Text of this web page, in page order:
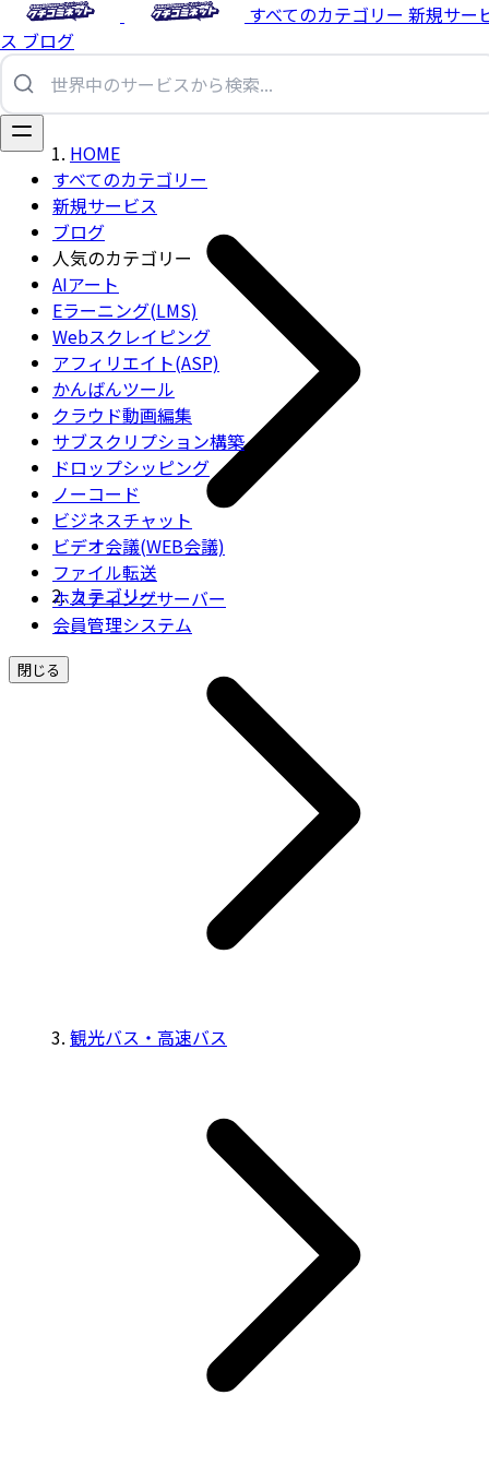
すべてのカテゴリー 新規サー
ス ブログ
すべてのカテゴリー
新規サービス
ブログ
人気のカテゴリー
AIアート
Eラーニング(LMS)
Webスクレイピング
アフィリエイト(ASP)
かんばんツール
クラウド動画編集
サブスクリプション構築
ドロップシッピング
ノーコード
ビジネスチャット
ビデオ会議(WEB会議)
ファイル転送
ホスティングサーバー
会員管理システム
閉じる
HOME
カテゴリー
観光バス・高速バス